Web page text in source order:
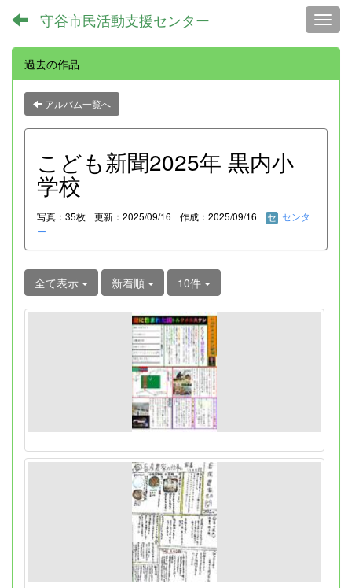
守谷市民活動支援センター
過去の作品
アルバム一覧へ
こども新聞2025年 黒内小
学校
写真：35枚 更新：2025/09/16 作成：2025/09/16
センタ
ー
全て表示 新着順 10件